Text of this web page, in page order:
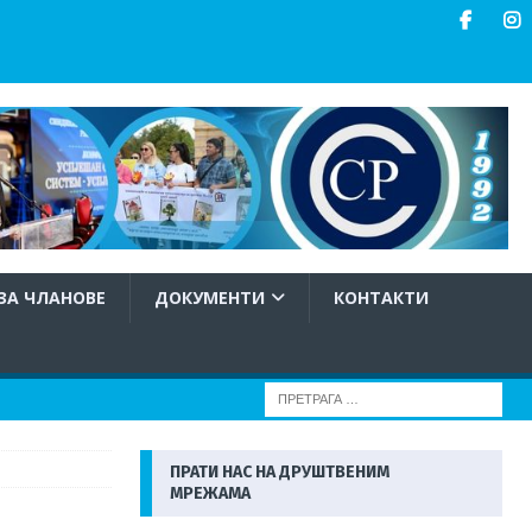
ЧЛАНОВЕ ДОКУМЕНТИ КОНТАКТИ
ПРАТИ НАС НА ДРУШТВЕНИМ
МРЕЖАМА